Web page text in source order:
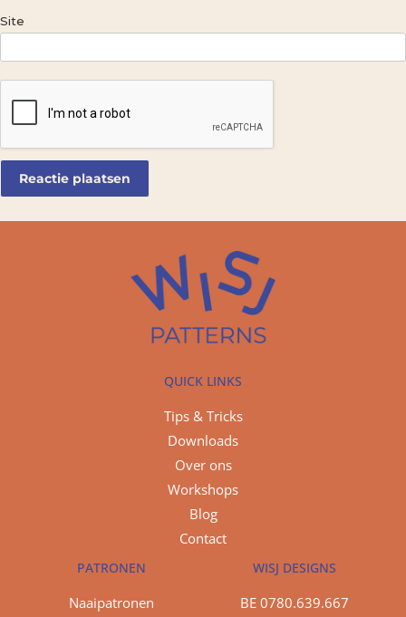
Site
QUICK LINKS
Tips & Tricks
Downloads
Over ons
Workshops
Blog
Contact
PATRONEN
Naaipatronen
WISJ DESIGNS
BE 0780.639.667